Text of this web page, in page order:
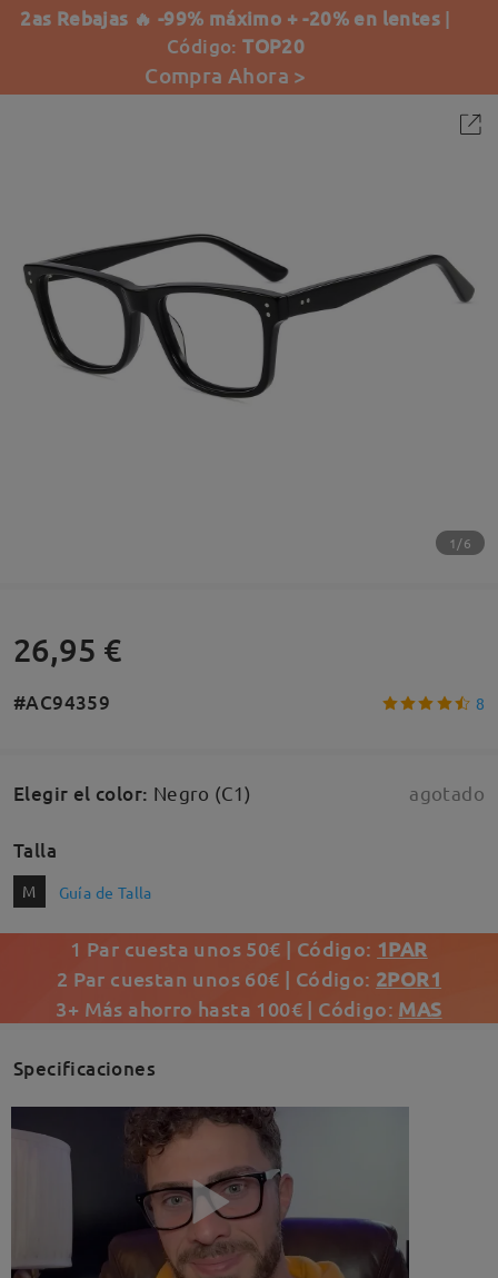
2as Rebajas 🔥 -99% máximo + -20% en lentes |
Código:TOP20
Compra Ahora >
1/6
26,95 €
#AC94359 8
Elegir el color: Negro (C1) agotado
Talla
M Guía de Talla
1 Par cuesta unos 50€ | Código: 1PAR
2 Par cuestan unos 60€ | Código: 2POR1
3+ Más ahorro hasta 100€ | Código: MAS
Specificaciones